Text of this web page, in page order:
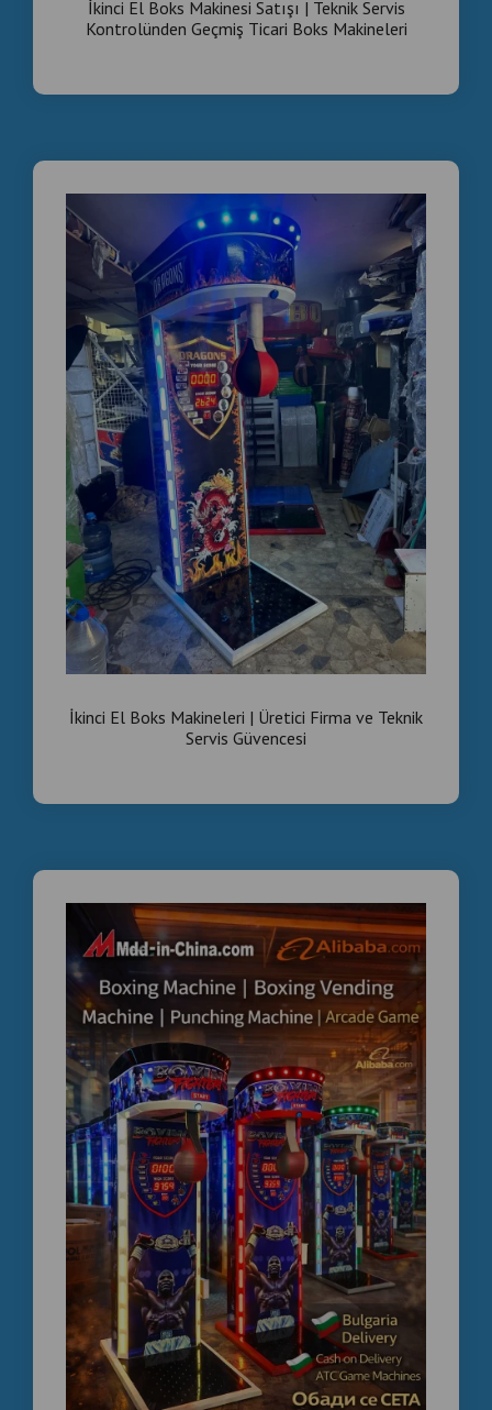
İkinci El Boks Makinesi Satışı | Teknik Servis
Kontrolünden Geçmiş Ticari Boks Makineleri
İkinci El Boks Makineleri | Üretici Firma ve Teknik
Servis Güvencesi